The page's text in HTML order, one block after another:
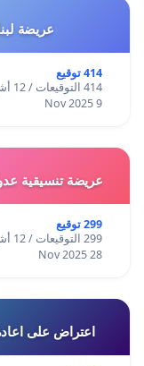
عريضة
414 توقيع
414 التوقيعات / 12 أشهر
9 Nov 2025
عريضة تنسيقية
299 توقيع
299 التوقيعات / 12 أشهر
28 Nov 2025
اعتراض على